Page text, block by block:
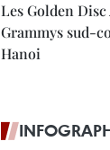
Les Golden Disc
Grammys sud-
Hanoi